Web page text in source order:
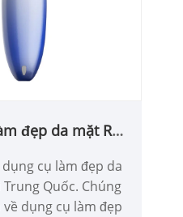
đẹp da mặt RF
cụ làm đẹp da
Trung Quốc. Chúng
dụng cụ làm đẹp